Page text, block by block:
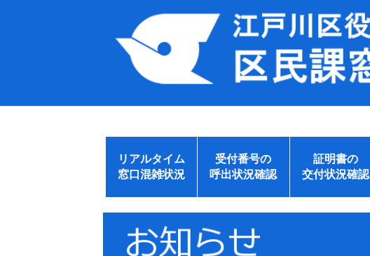
リアルタイム
窓口混雑状況
受付番号の
呼出状況確認
証明書の
交付状況確認